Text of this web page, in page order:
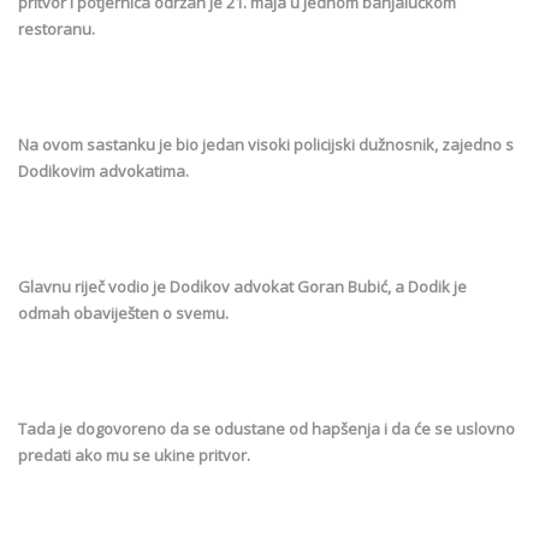
restoranu.
Na ovom sastanku je bio jedan visoki policijski dužnosnik, zajedno s
Dodikovim advokatima.
Glavnu riječ vodio je Dodikov advokat Goran Bubić, a Dodik je
odmah obaviješten o svemu.
Tada je dogovoreno da se odustane od hapšenja i da će se uslovno
predati ako mu se ukine pritvor.